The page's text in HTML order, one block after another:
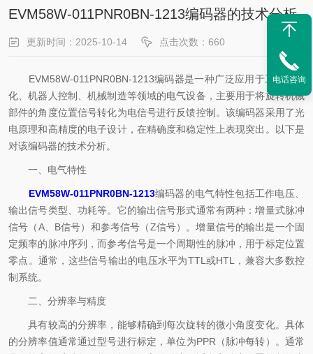
EVM58W-011PNR0BN-1213编码器的技术分析
更新时间：2025-10-14 点击次数：660
EVM58W-011PNR0BN-1213编码器是一种广泛应用于工业自动
化、机器人控制、机械制造等领域的电气设备，主要用于将旋转机械
部件的角度位置信号转化为电信号进行反馈控制。该编码器采用了光
电原理和高精度的电子设计，在精确度和稳定性上表现突出。以下是
对该编码器的技术分析。
一、电气特性
EVM58W-011PNR0BN-1213编码器的电气特性包括工作电压、
输出信号类型、功耗等。它的输出信号形式通常有两种：增量式脉冲
信号（A、B信号）和参考信号（Z信号）。增量信号的输出是一个固
定频率的脉冲序列，而参考信号是一个周期性的脉冲，用于标定位置
零点。通常，这些信号输出的电压水平为TTL或HTL，兼容大多数控
制系统。
二、分辨率与精度
具有较高的分辨率，能够精确到每次旋转的微小角度变化。具体
的分辨率值通常通过型号进行标定，单位为PPR（脉冲每转）。通常
电话咨询